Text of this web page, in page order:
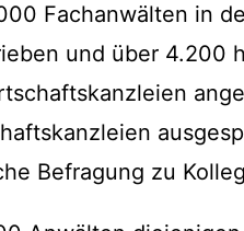
Fachanwälten in
und über 4.200
Befragung zu